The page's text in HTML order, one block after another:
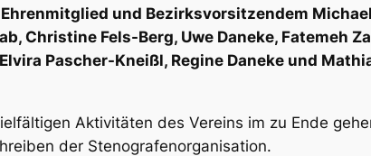
und Bezirksvorsitzendem
Christine Fels-Berg, Uwe Daneke, Fatemeh
Pascher-Kneißl, Regine Daneke und
Aktivitäten des Vereins im zu Ende
der Stenografenorganisation.